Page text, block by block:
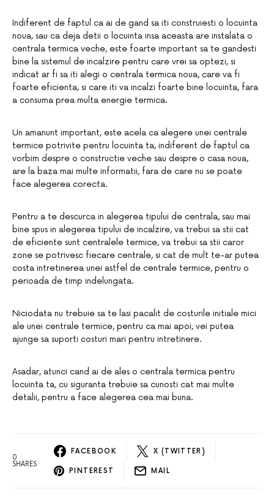
Indiferent de faptul ca ai de gand sa iti construiesti o locuinta
noua, sau ca deja detii o locuinta insa aceasta are instalata o
centrala termica veche, este foarte important sa te gandesti
bine la sistemul de incalzire pentru care vrei sa optezi, si
indicat ar fi sa iti alegi o centrala termica noua, care va fi
foarte eficienta, si care iti va incalzi foarte bine locuinta, fara
a consuma prea multa energie termica.
Un amanunt important, este acela ca alegere unei centrale
termice potrivite pentru locuinta ta, indiferent de faptul ca
vorbim despre o constructie veche sau despre o casa noua,
are la baza mai multe informatii, fara de care nu se poate
face alegerea corecta.
Pentru a te descurca in alegerea tipului de centrala, sau mai
bine spus in alegerea tipului de incalzire, va trebui sa stii cat
de eficiente sunt centralele termice, va trebui sa stii caror
zone se potrivesc fiecare centrale, si cat de mult te-ar putea
costa intretinerea unei astfel de centrale termice, pentru o
perioada de timp indelungata.
Niciodata nu trebuie sa te lasi pacalit de costurile initiale mici
ale unei centrale termice, pentru ca mai apoi, vei putea
ajunge sa suporti costuri mari pentru intretinere.
Asadar, atunci cand ai de ales o centrala termica pentru
locuinta ta, cu siguranta trebuie sa cunosti cat mai multe
detalii, pentru a face alegerea cea mai buna.
0
SHARES
FACEBOOK X (TWITTER)
PINTEREST MAIL